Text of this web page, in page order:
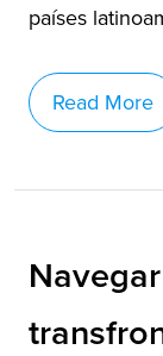
países
Read More